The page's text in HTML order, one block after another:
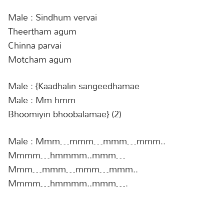
Male : Sindhum vervai
Theertham agum
Chinna parvai
Motcham agum
Male : {Kaadhalin sangeedhamae
Male : Mm hmm
Bhoomiyin bhoobalamae} (2)
Male : Mmm…mmm…mmm…mmm..
Mmmm…hmmmm..mmm…
Mmm…mmm…mmm…mmm..
Mmmm…hmmmm..mmm….